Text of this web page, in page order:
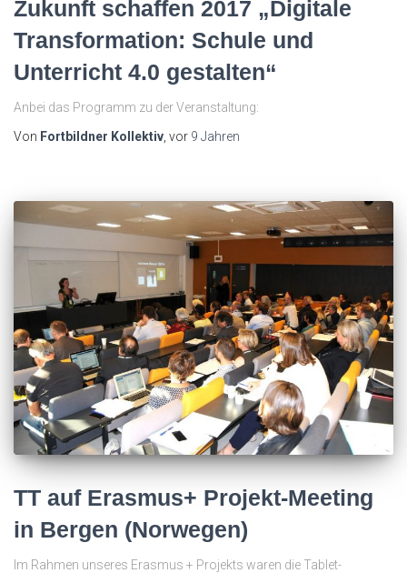
Zukunft schaffen 2017 „Digitale
Transformation: Schule und
Unterricht 4.0 gestalten“
Anbei das Programm zu der Veranstaltung:
Von Fortbildner Kollektiv , vor 9 Jahren
TT auf Erasmus+ Projekt-Meeting
in Bergen (Norwegen)
Im Rahmen unseres Erasmus + Projekts waren die Tablet-